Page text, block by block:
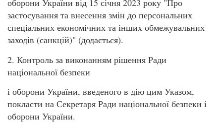
оборони України від 15 січня 2023 року "Про
застосування та внесення змін до персональних
спеціальних економічних та інших обмежувальних
заходів (санкцій)" (додається).
2. Контроль за виконанням рішення Ради
національної безпеки
і оборони України, введеного в дію цим Указом,
покласти на Секретаря Ради національної безпеки і
оборони України.